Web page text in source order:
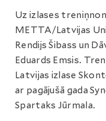
Uz izlases
METTA/Latvijas
Rendijs Šibass un
Eduards Emsis.
Latvijas izlase
ar pagājušā gada
Spartaks Jūrmala.